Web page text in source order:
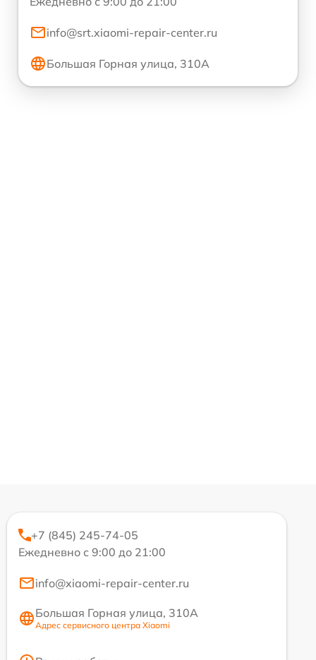
info@srt.xiaomi-repair-center.ru
Большая Горная улица, 310А
+7 (845) 245-74-05
Ежедневно с 9:00 до 21:00
info@xiaomi-repair-center.ru
Большая Горная улица, 310А
Адрес сервисного центра Xiaomi